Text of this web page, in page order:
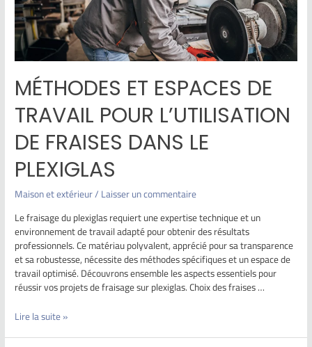
MÉTHODES ET ESPACES DE
TRAVAIL POUR L’UTILISATION
DE FRAISES DANS LE
PLEXIGLAS
Maison et extérieur/Laisser un commentaire
Le fraisage du plexiglas requiert une expertise technique et un
environnement de travail adapté pour obtenir des résultats
professionnels. Ce matériau polyvalent, apprécié pour sa transparence
et sa robustesse, nécessite des méthodes spécifiques et un espace de
travail optimisé. Découvrons ensemble les aspects essentiels pour
réussir vos projets de fraisage sur plexiglas. Choix des fraises …
Lire la suite »